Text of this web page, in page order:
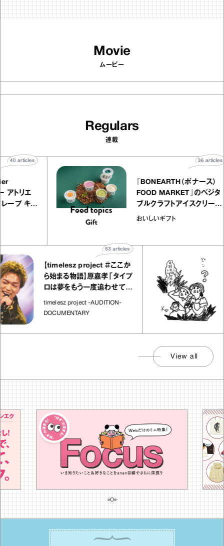
Movie
ムービー
Regulars
連載
atelier
クアリー アトリエ
』のミルクレープ キャ
『BONEARTH（ボ
FOOD MARKET
ブルクラフトアイ
｜真野知子の「お
おいしいギフト
【timelesz project ＃ここか
ら始まる物語】原嘉孝「タイプ
ロは夢をもう一度追わせてく
れた場所」
timelesz project -AUDITION-
DOCUMENTARY
「日経
さんが
社会の
View all